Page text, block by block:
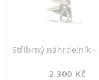
Stříbrný náhrdelník -
2 300 Kč